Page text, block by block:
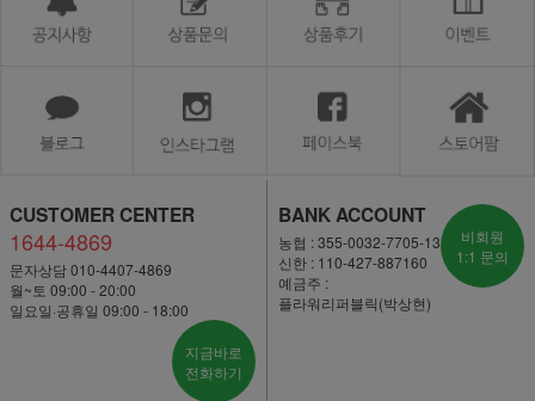
CUSTOMER CENTER
1644-4869
문자상담 010-4407-4869
월~토 09:00 - 20:00
일요일·공휴일 09:00 - 18:00
지금바로
전화하기
BANK ACCOUNT
농협 : 355-0032-7705-13
신한 : 110-427-887160
예금주 :
플라워리퍼블릭(박상현)
비회원
1:1 문의